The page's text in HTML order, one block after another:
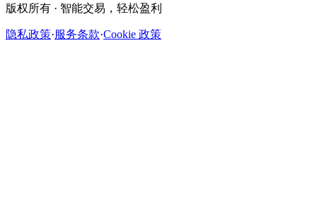
版权所有 · 智能交易，轻松盈利
隐私政策·服务条款·Cookie 政策